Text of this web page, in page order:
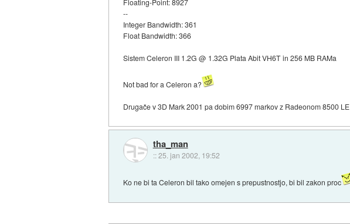
--
Integer Bandwidth: 361
Float Bandwidth: 366
Sistem Celeron III 1.2G @ 1.32G Plata Abit VH6T in 256 MB RAMa
Not bad for a Celeron a?
Drugače v 3D Mark 2001 pa dobim 6997 markov z Radeonom 8500 LE
tha_man
::25. jan 2002, 19:52
Ko ne bi ta Celeron bil tako omejen s prepustnostjo, bi bil zakon proc